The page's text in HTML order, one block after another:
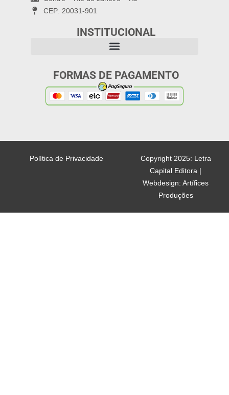
CEP: 20031-901
INSTITUCIONAL
FORMAS DE PAGAMENTO
Copyright 2025: Letra
Capital Editora |
Webdesign: Artífices
Produções
Política de Privacidade